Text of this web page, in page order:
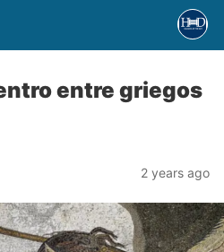
entre griegos
2 years ago